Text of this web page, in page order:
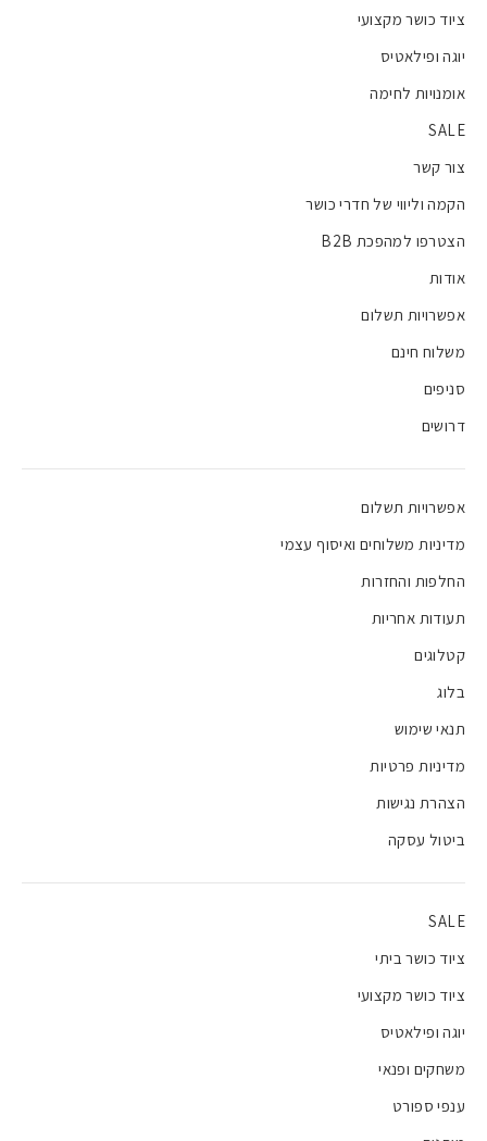
ציוד כושר מקצועי
יוגה ופילאטיס
אומנויות לחימה
SALE
צור קשר
הקמה וליווי של חדרי כושר
הצטרפו למהפכת B2B
אודות
אפשרויות תשלום
משלוח חינם
סניפים
דרושים
אפשרויות תשלום
מדיניות משלוחים ואיסוף עצמי
החלפות והחזרות
תעודות אחריות
קטלוגים
בלוג
תנאי שימוש
מדיניות פרטיות
הצהרת נגישות
ביטול עסקה
SALE
ציוד כושר ביתי
ציוד כושר מקצועי
יוגה ופילאטיס
משחקים ופנאי
ענפי ספורט